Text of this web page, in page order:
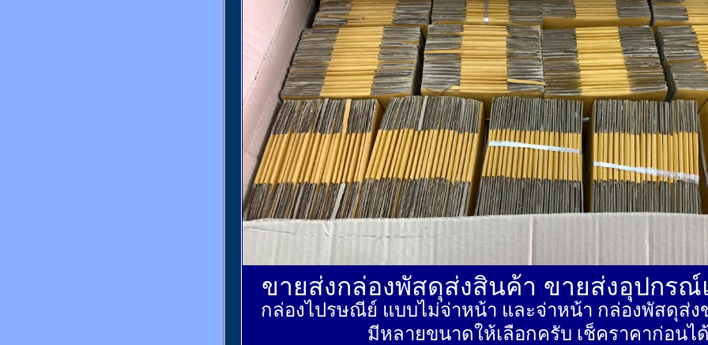
ขายส่งกล่องพัสดุส่งสินค้า ขายส่งอุปกร
กล่องไปรษณีย์ แบบไม่จ่าหน้า และจ่าหน้า กล่องพัสดุส่ง
มีหลายขนาดให้เลือกครับ เช็คราคาก่อนได้